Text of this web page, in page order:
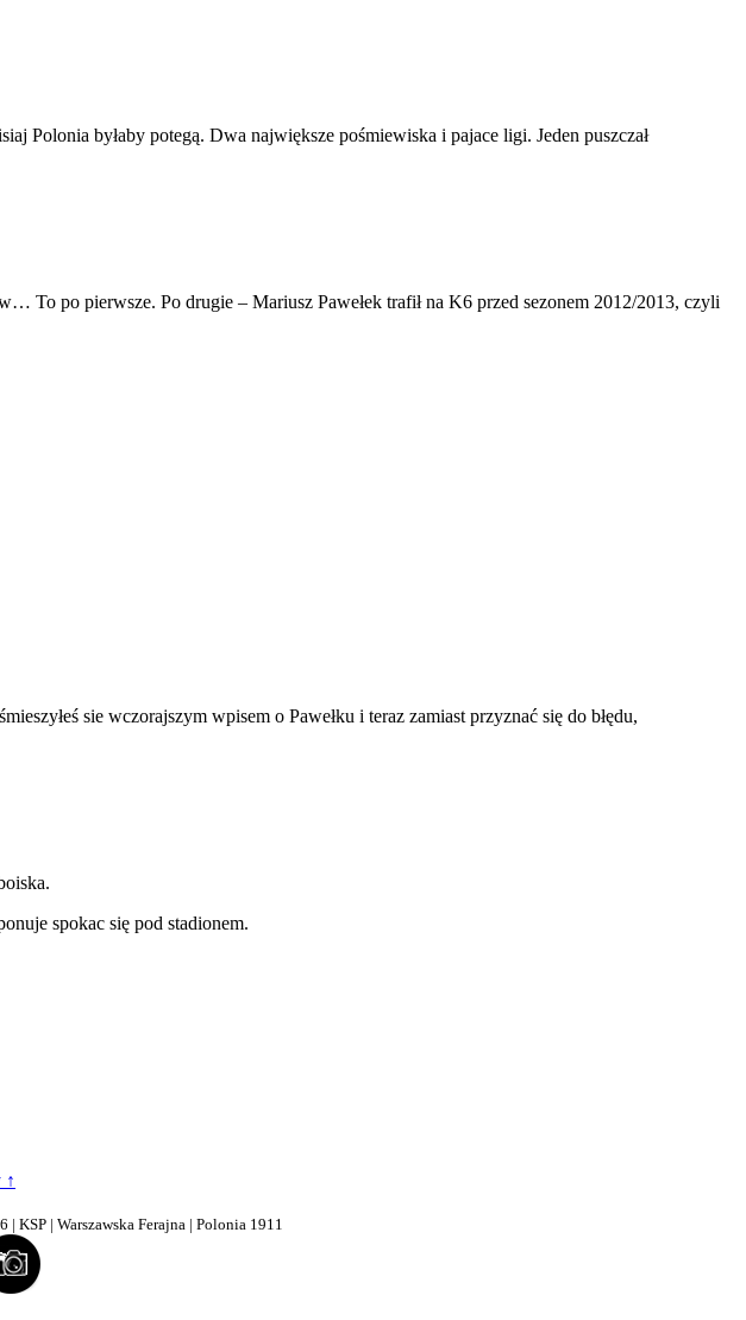
Polonia byłaby potegą. Dwa największe pośmiewiska i pajace ligi. Jeden puszczał
To po pierwsze. Po drugie – Mariusz Pawełek trafił na K6 przed sezonem 2012/2013, czyli
sie wczorajszym wpisem o Pawełku i teraz zamiast przyznać się do błędu,
spokac się pod stadionem.
↑
KSP | Warszawska Ferajna | Polonia 1911